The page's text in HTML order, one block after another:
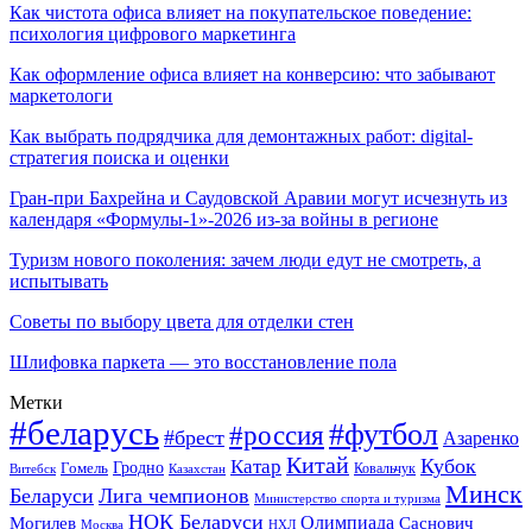
Как чистота офиса влияет на покупательское поведение:
психология цифрового маркетинга
Как оформление офиса влияет на конверсию: что забывают
маркетологи
Как выбрать подрядчика для демонтажных работ: digital-
стратегия поиска и оценки
Гран-при Бахрейна и Саудовской Аравии могут исчезнуть из
календаря «Формулы-1»-2026 из-за войны в регионе
Туризм нового поколения: зачем люди едут не смотреть, а
испытывать
Советы по выбору цвета для отделки стен
Шлифовка паркета — это восстановление пола
Метки
#беларусь #брест #россия#футбол Азаренко
Витебск Гомель Гродно Казахстан Катар Китай Ковальчук Кубок
Беларуси Лига чемпионов Министерство спорта и туризма Минск
Могилев Москва НОК Беларуси НХЛ Олимпиада Саснович